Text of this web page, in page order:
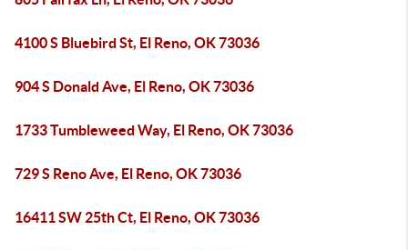
4100 S Bluebird St, El Reno, OK 73036
904 S Donald Ave, El Reno, OK 73036
1733 Tumbleweed Way, El Reno, OK 73036
729 S Reno Ave, El Reno, OK 73036
16411 SW 25th Ct, El Reno, OK 73036